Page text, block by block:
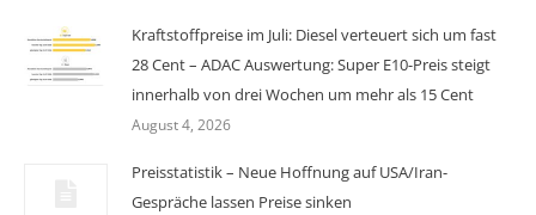
Kraftstoffpreise im Juli: Diesel verteuert sich um fast
28 Cent – ADAC Auswertung: Super E10-Preis steigt
innerhalb von drei Wochen um mehr als 15 Cent
August 4, 2026
Preisstatistik – Neue Hoffnung auf USA/Iran-
Gespräche lassen Preise sinken